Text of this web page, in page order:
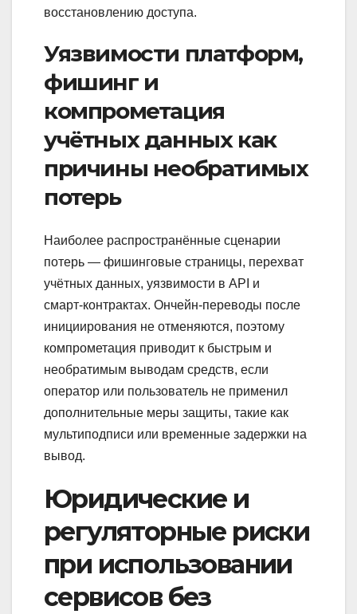
восстановлению доступа.
Уязвимости платформ,
фишинг и
компрометация
учётных данных как
причины необратимых
потерь
Наиболее распространённые сценарии
потерь — фишинговые страницы, перехват
учётных данных, уязвимости в API и
смарт‑контрактах. Ончейн‑переводы после
инициирования не отменяются, поэтому
компрометация приводит к быстрым и
необратимым выводам средств, если
оператор или пользователь не применил
дополнительные меры защиты, такие как
мультиподписи или временные задержки на
вывод.
Юридические и
регуляторные риски
при использовании
сервисов без